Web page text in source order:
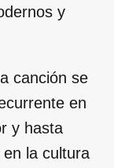
y
canción se
en
y hasta
la cultura